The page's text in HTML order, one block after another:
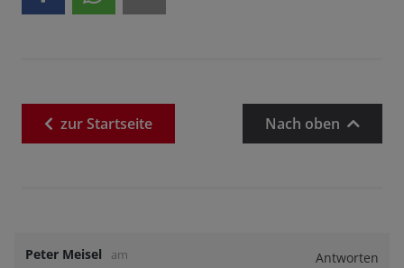
zurStartseite Nach oben
Peter Meisel am Antworten